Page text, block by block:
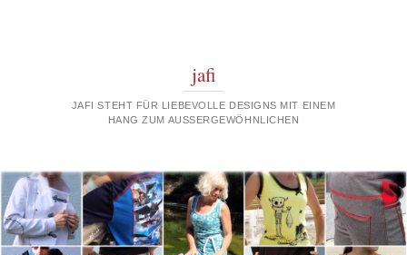
jafi
JAFI STEHT FÜR LIEBEVOLLE DESIGNS MIT EINEM
HANG ZUM AUSSERGEWÖHNLICHEN